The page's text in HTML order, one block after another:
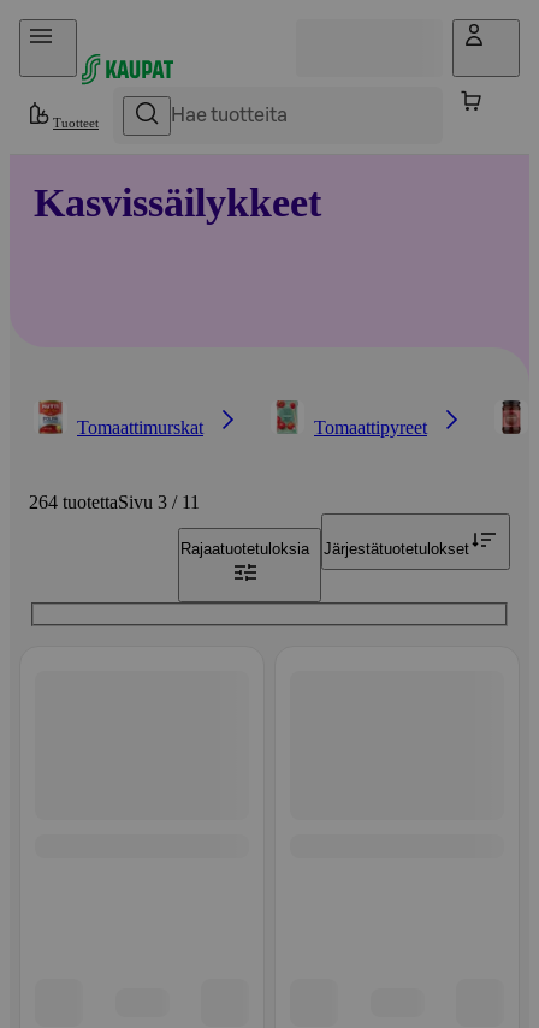
Hyppää sisältöön
Tuotteet
Kasvissäilykkeet
Tomaattimurskat Tomaattipyreet
264 tuotettaSivu 3 / 11
Rajaatuotetuloksia Järjestätuotetulokset